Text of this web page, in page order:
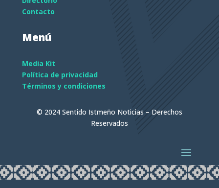
Contacto
Menú
Media Kit
Política de privacidad
Términos y condiciones
© 2024 Sentido Istmeño Noticias – Derechos
Reservados